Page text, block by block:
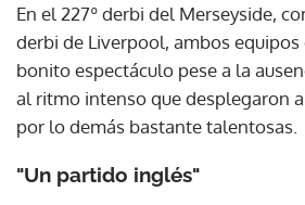
En el 227º derbi del Merseyside,
derbi de Liverpool, ambos
bonito espectáculo pese a la
al ritmo intenso que desplegaron
por lo demás bastante talentosas.
"Un partido inglés"